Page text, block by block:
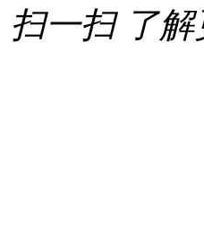
扫一扫 了解